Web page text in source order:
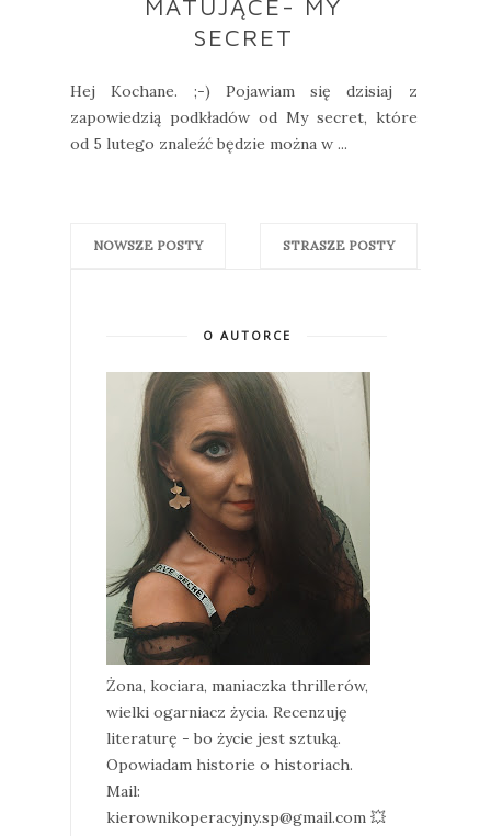
MATUJĄCE- MY
SECRET
Hej Kochane. ;-) Pojawiam się dzisiaj z
zapowiedzią podkładów od My secret, które
od 5 lutego znaleźć będzie można w ...
NOWSZE POSTY STRASZE POSTY
O AUTORCE
Żona, kociara, maniaczka thrillerów,
wielki ogarniacz życia. Recenzuję
literaturę - bo życie jest sztuką.
Opowiadam historie o historiach.
Mail:
kierownikoperacyjny.sp@gmail.com 💥